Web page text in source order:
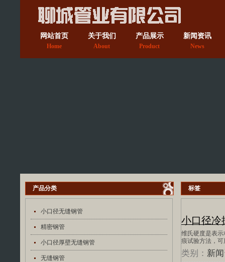
网站首页
Home
关于我们
About
产品展示
Product
新闻资讯
News
产品分类
小口径无缝钢管
精密钢管
小口径厚壁无缝钢管
无缝钢管
标签
小口径冷
维氏硬度是表
痕试验方法，
类别： 新